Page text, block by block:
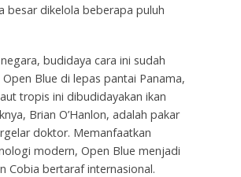
besar dikelola beberapa puluh
budidaya cara ini sudah
Blue di lepas pantai Panama,
tropis ini dibudidayakan ikan
Brian O’Hanlon, adalah pakar
doktor. Memanfaatkan
modern, Open Blue menjadi
Cobia bertaraf internasional.